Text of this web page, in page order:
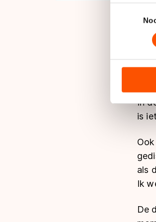
Uw
Lees
hun
adequaat
Meer
In
is
als
Ik
De